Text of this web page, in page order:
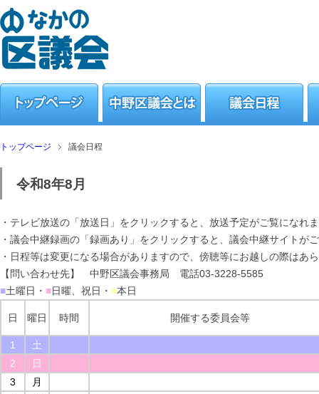
トップページ 議会日程
令和8年8月
・テレビ放送の「放送日」をクリックすると、放送予定がご覧になれ
・議会中継録画の「録画あり」をクリックすると、議会中継サイトが
・日程等は変更になる場合がありますので、傍聴等にお越しの際はあ
【問い合わせ先】 中野区議会事務局 電話03-3228-5585
■土曜日・ ■日曜、祝日・ ■本日
日 曜日 時間 開催する委員会等
1
土
2
日
3
月